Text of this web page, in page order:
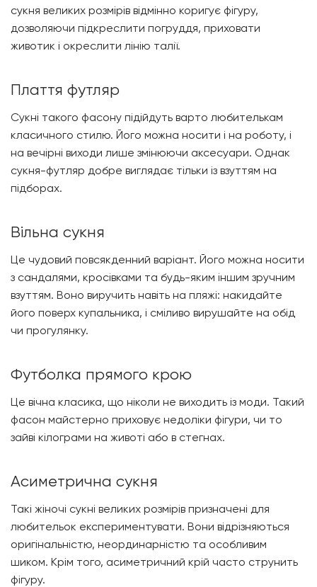
сукня великих розмірів відмінно коригує фігуру,
дозволяючи підкреслити погруддя, приховати
животик і окреслити лінію талії.
Плаття футляр
Сукні такого фасону підійдуть варто любителькам
класичного стилю. Його можна носити і на роботу, і
на вечірні виходи лише змінюючи аксесуари. Однак
сукня-футляр добре виглядає тільки із взуттям на
підборах.
Вільна сукня
Це чудовий повсякденний варіант. Його можна носити
з сандалями, кросівками та будь-яким іншим зручним
взуттям. Воно виручить навіть на пляжі: накидайте
його поверх купальника, і сміливо вирушайте на обід
чи прогулянку.
Футболка прямого крою
Це вічна класика, що ніколи не виходить із моди. Такий
фасон майстерно приховує недоліки фігури, чи то
зайві кілограми на животі або в стегнах.
Асиметрична сукня
Такі жіночі сукні великих розмірів призначені для
любительок експериментувати. Вони відрізняються
оригінальністю, неординарністю та особливим
шиком. Крім того, асиметричний крій часто струнить
фігуру.